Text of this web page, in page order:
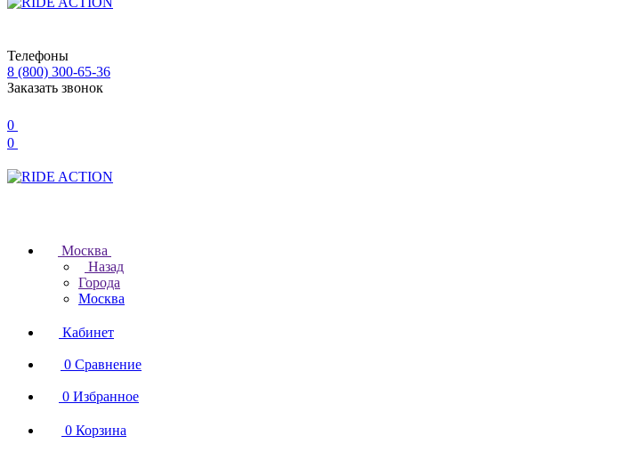
Телефоны
8 (800) 300-65-36
Заказать звонок
0
0
Москва
Назад
Города
Москва
Кабинет
0 Сравнение
0 Избранное
0 Корзина